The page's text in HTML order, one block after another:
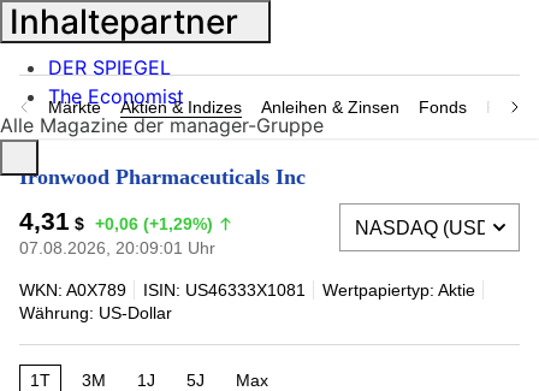
Märkte Aktien & Indizes Anleihen & Zinsen Fonds
Ironwood Pharmaceuticals Inc
4,31 $ +0,06 (+1,29%)
07.08.2026, 20:09:01 Uhr
WKN: A0X789 ISIN: US46333X1081
Wertpapiertyp: Aktie
Währung: US-Dollar
1T 3M 1J 5J Max
Inhaltepartner
DER SPIEGEL
The Economist
Alle Magazine der manager-Gruppe